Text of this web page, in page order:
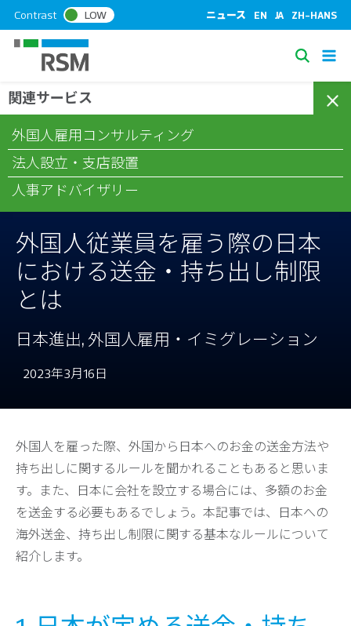
k
n
Contrast LOW ニュース EN JA ZH-HANS
S
c
ホーム/コラム
ける送金・持ち出し制限とは
外国人従業員を雇う際の日本
における送金・持ち出し制限
とは
日本進出, 外国人雇用・イミグレーション
2023年3月16日
外国人を雇った際、外国から日本へのお金の送金方法や
持ち出しに関するルールを聞かれることもあると思いま
す。また、日本に会社を設立する場合には、多額のお金
を送金する必要もあるでしょう。本記事では、日本への
海外送金、持ち出し制限に関する基本なルールについて
紹介します。
関連サービス
外国人雇用コンサルティング
法人設立・支店設置
人事アドバイザリー